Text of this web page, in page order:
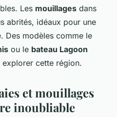
Les mouillages dans
abrités, idéaux pour une
Des modèles comme le
ou le bateau Lagoon
cette région.
et mouillages
inoubliable